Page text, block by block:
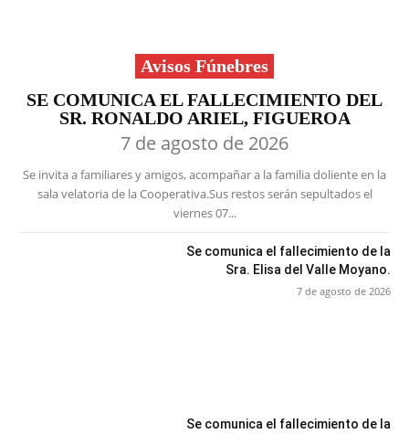
Avisos Fúnebres
SE COMUNICA EL FALLECIMIENTO DEL
SR. RONALDO ARIEL, FIGUEROA
7 de agosto de 2026
Se invita a familiares y amigos, acompañar a la familia doliente en la
sala velatoria de la Cooperativa.Sus restos serán sepultados el
viernes 07...
Se comunica el fallecimiento de la
Sra. Elisa del Valle Moyano.
7 de agosto de 2026
Se comunica el fallecimiento de la